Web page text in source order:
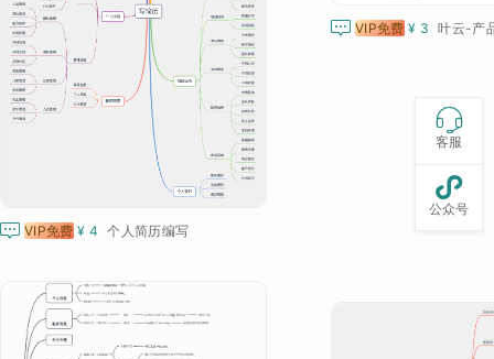
 VIP免费 ¥ 4 个人简历编写
 VIP免费 ¥ 3 叶云-产

客服

公众号